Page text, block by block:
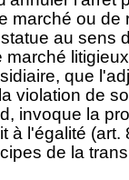
marché ou
au sens
que
violation de
invoque la
à l'égalité (art.
de la